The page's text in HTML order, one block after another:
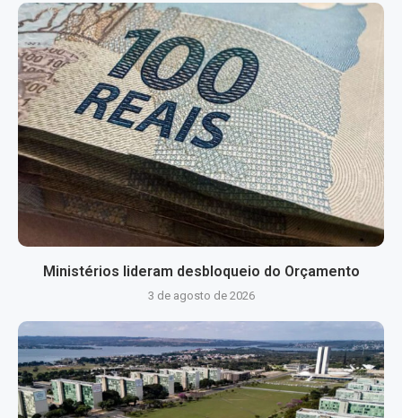
Ministérios lideram desbloqueio do Orçamento
3 de agosto de 2026